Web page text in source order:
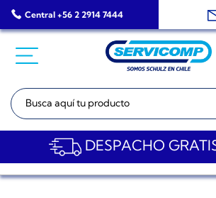
Saltar
al
Central +56 2 2914 7444
Buscar:
DESPACHO